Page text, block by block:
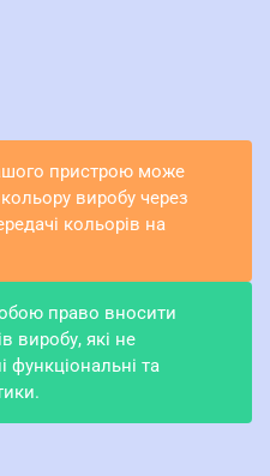
пристрою може
виробу через
кольорів на
право вносити
виробу, які не
та